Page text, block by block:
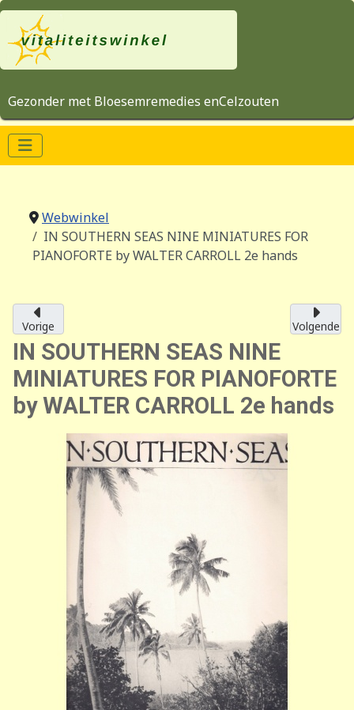
Gezonder met Bloesemremedies enCelzouten
Webwinkel
IN SOUTHERN SEAS NINE MINIATURES FOR
PIANOFORTE by WALTER CARROLL 2e hands
Vorige Volgende
IN SOUTHERN SEAS NINE
MINIATURES FOR PIANOFORTE
by WALTER CARROLL 2e hands